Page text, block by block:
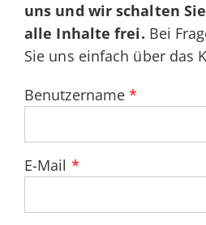
uns und wir schalten
alle Inhalte frei. Bei
Sie uns einfach über das
Benutzername *
E-Mail *